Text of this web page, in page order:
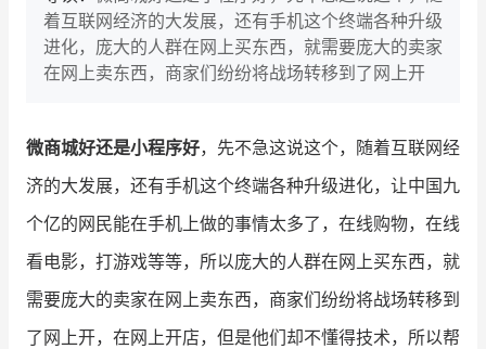
AllValue 战略合作
增长产品指南
产品更新动态 帮助中心
行业洞察
品牌消费观 行业报告
新零售资讯
着互联网经济的大发展，还有手机这个终端各种升级
进化，庞大的人群在网上买东西，就需要庞大的卖家
在网上卖东西，商家们纷纷将战场转移到了网上开
微商城好还是小程序好，先不急这说这个，随着互联网经
济的大发展，还有手机这个终端各种升级进化，让中国九
个亿的网民能在手机上做的事情太多了，在线购物，在线
看电影，打游戏等等，所以庞大的人群在网上买东西，就
需要庞大的卖家在网上卖东西，商家们纷纷将战场转移到
了网上开，在网上开店，但是他们却不懂得技术，所以帮